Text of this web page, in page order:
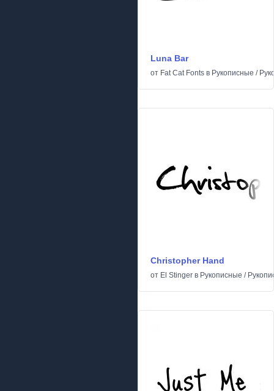
Luna Bar
от Fat Cat Fonts в Рукописные /
Christopher Hand
от El Stinger в Рукописные /